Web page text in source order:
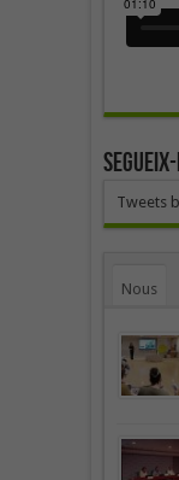
Tweets
Nous